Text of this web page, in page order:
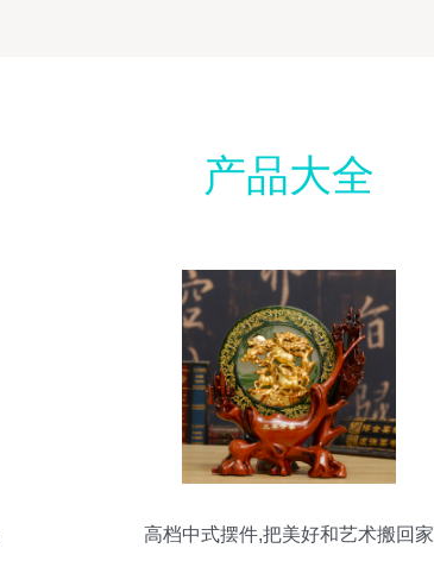
产品大全
高档中式摆件,把美好和艺术搬回家